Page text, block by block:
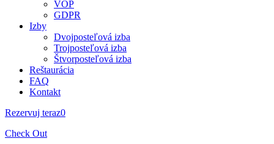
VOP
GDPR
Izby
Dvojposteľová izba
Trojposteľová izba
Štvorposteľová izba
Reštaurácia
FAQ
Kontakt
Rezervuj teraz0
Check Out